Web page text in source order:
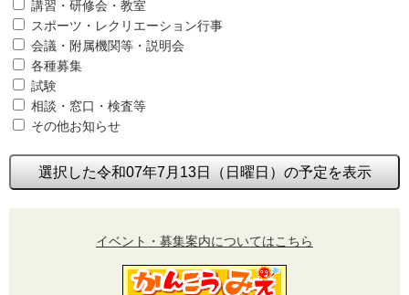
講習・研修会・教室
スポーツ・レクリエーション行事
会議・附属機関等・説明会
各種募集
試験
相談・窓口・検査等
その他お知らせ
選択した令和07年7月13日（日曜日）の予定を表示
イベント・募集案内についてはこちら